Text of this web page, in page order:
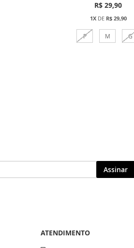
R$ 29,90
1XDE R$ 29,90
P M G
Assinar
ATENDIMENTO